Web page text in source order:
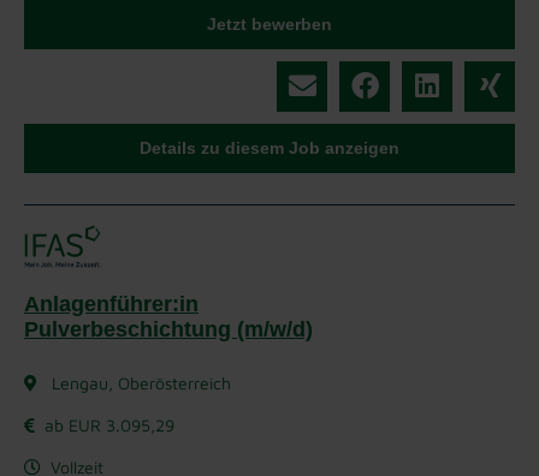
Jetzt bewerben
Details zu diesem Job anzeigen
Anlagenführer:in
Pulverbeschichtung (m/w/d)
Lengau, Oberösterreich
ab EUR 3.095,29
Vollzeit